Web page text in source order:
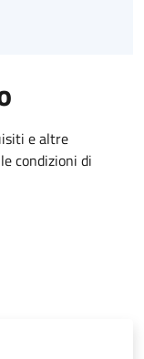
e altre
condizioni di